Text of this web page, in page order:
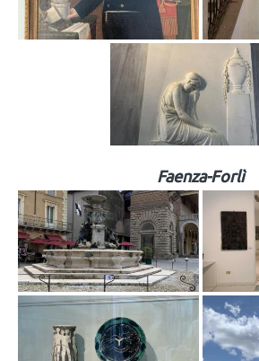
Faenza-Forlì